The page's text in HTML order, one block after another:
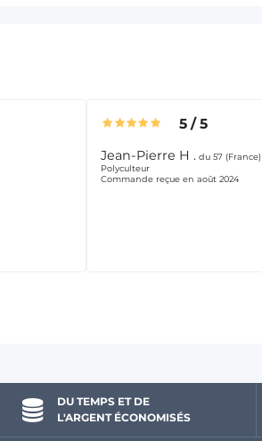
5/5
Jean-Pierre H . du 57 (France)
Polyculteur
Commande reçue en août 2024
DU TEMPS ET DE
L'ARGENT ÉCONOMISÉS